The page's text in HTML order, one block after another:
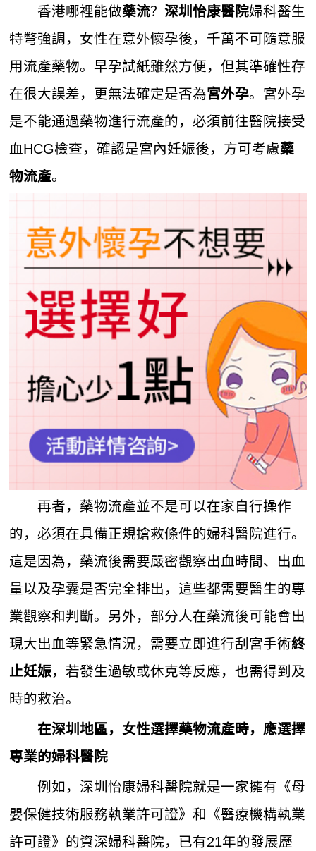
香港哪裡能做藥流？ 深圳怡康醫院婦科醫生
特彆強調，女性在意外懷孕後，千萬不可隨意服
用流產藥物。早孕試紙雖然方便，但其準確性存
在很大誤差，更無法確定是否為宮外孕。宮外孕
是不能通過藥物進行流產的，必須前往醫院接受
血HCG檢查，確認是宮內妊娠後，方可考慮藥
物流產。
再者，藥物流產並不是可以在家自行操作
的，必須在具備正規搶救條件的婦科醫院進行。
這是因為，藥流後需要嚴密觀察出血時間、出血
量以及孕囊是否完全排出，這些都需要醫生的專
業觀察和判斷。另外，部分人在藥流後可能會出
現大出血等緊急情況，需要立即進行刮宮手術終
止妊娠，若發生過敏或休克等反應，也需得到及
時的救治。
在深圳地區，女性選擇藥物流產時，應選擇
專業的婦科醫院
例如，深圳怡康婦科醫院就是一家擁有《母
嬰保健技術服務執業許可證》和《醫療機構執業
許可證》的資深婦科醫院，已有21年的發展歷